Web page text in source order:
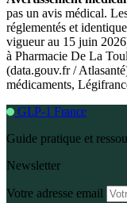
pas un avis médical.
réglementés et
vigueur au 15 juin
à Pharmacie De La
(data.gouv.fr /
médicaments,
GLP-1 France
Guide pratique et
Newsletter
Votre adresse email